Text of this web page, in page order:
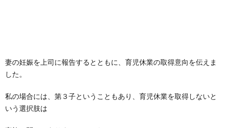
妻の妊娠を上司に報告するとともに、育児休業の取得意向を伝えま
した。
私の場合には、第３子ということもあり、育児休業を取得しないと
いう選択肢は